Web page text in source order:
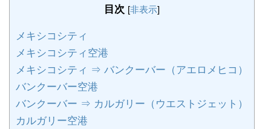
目次 [非表示]
メキシコシティ
メキシコシティ空港
メキシコシティ ⇒ バンクーバー（アエロメヒコ）
バンクーバー空港
バンクーバー ⇒ カルガリー（ウエストジェット）
カルガリー空港